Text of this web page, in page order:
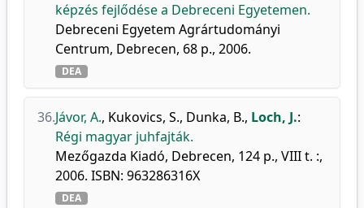
képzés fejlődése a Debreceni Egyetemen.
Debreceni Egyetem Agrártudományi
Centrum, Debrecen, 68 p., 2006.
DEA
36.Jávor, A., Kukovics, S., Dunka, B., Loch, J.:
Régi magyar juhfajták.
Mezőgazda Kiadó, Debrecen, 124 p., VIII t. :,
2006. ISBN: 963286316X
DEA